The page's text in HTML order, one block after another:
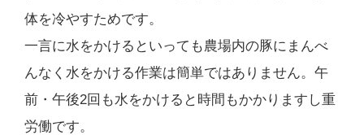
体を冷やすためです。
一言に水をかけるといっても農場内の豚にまんべ
んなく水をかける作業は簡単ではありません。午
前・午後2回も水をかけると時間もかかりますし重
労働です。